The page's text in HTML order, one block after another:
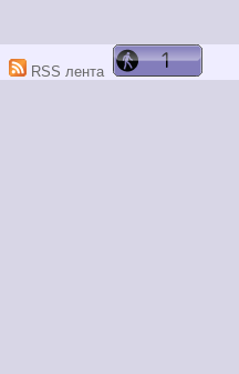
RSS лента